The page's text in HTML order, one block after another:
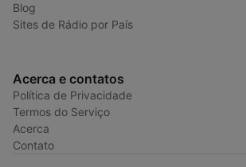
Blog
Sites de Rádio por País
Acerca e contatos
Política de Privacidade
Termos do Serviço
Acerca
Contato